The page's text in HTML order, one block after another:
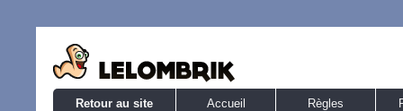
Retour au site Accueil Règles